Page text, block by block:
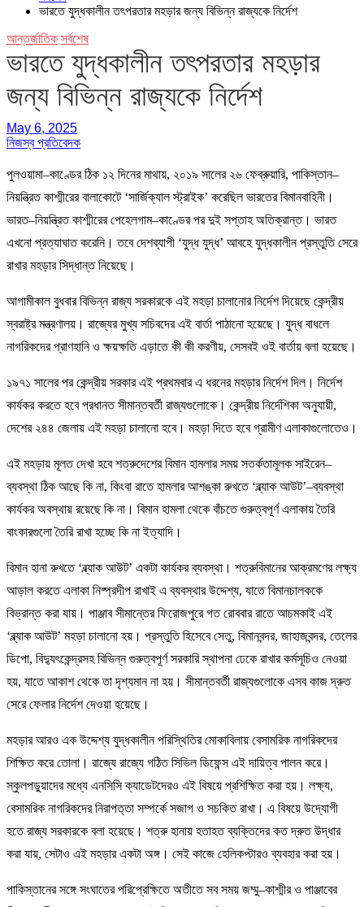
ভারতে যুদ্ধকালীন তৎপরতার মহড়ার জন্য বিভিন্ন রাজ্যকে নির্দেশ
আন্তর্জাতিক সর্বশেষ
ভারতে যুদ্ধকালীন তৎপরতার মহড়ার
জন্য বিভিন্ন রাজ্যকে নির্দেশ
May 6, 2025
নিজস্ব প্রতিবেদক
পুলওয়ামা–কাণ্ডের ঠিক ১২ দিনের মাথায়, ২০১৯ সালের ২৬ ফেব্রুয়ারি, পাকিস্তান–
নিয়ন্ত্রিত কাশ্মীরের বালাকোটে ‘সার্জিক্যাল স্ট্রাইক’ করেছিল ভারতের বিমানবাহিনী।
ভারত–নিয়ন্ত্রিত কাশ্মীরের পেহেলগাম–কাণ্ডের পর দুই সপ্তাহ অতিক্রান্ত। ভারত
এখনো প্রত্যাঘাত করেনি। তবে দেশব্যাপী ‘যুদ্ধ যুদ্ধ’ আবহে যুদ্ধকালীন প্রস্তুতি সেরে
রাখার মহড়ার সিদ্ধান্ত নিয়েছে।
আগামীকাল বুধবার বিভিন্ন রাজ্য সরকারকে এই মহড়া চালানোর নির্দেশ দিয়েছে কেন্দ্রীয়
স্বরাষ্ট্র মন্ত্রণালয়। রাজ্যের মুখ্য সচিবদের এই বার্তা পাঠানো হয়েছে। যুদ্ধ বাধলে
নাগরিকদের প্রাণহানি ও ক্ষয়ক্ষতি এড়াতে কী কী করণীয়, সেসবই ওই বার্তায় বলা হয়েছে।
১৯৭১ সালের পর কেন্দ্রীয় সরকার এই প্রথমবার এ ধরনের মহড়ার নির্দেশ দিল। নির্দেশ
কার্যকর করতে হবে প্রধানত সীমান্তবর্তী রাজ্যগুলোকে। কেন্দ্রীয় নির্দেশিকা অনুযায়ী,
দেশের ২৪৪ জেলায় এই মহড়া চালানো হবে। মহড়া দিতে হবে গ্রামীণ এলাকাগুলোতেও।
এই মহড়ায় মূলত দেখা হবে শত্রুদেশের বিমান হামলার সময় সতর্কতামূলক সাইরেন–
ব্যবস্থা ঠিক আছে কি না, কিংবা রাতে হামলার আশঙ্কা রুখতে ‘ব্ল্যাক আউট’–ব্যবস্থা
কার্যকর অবস্থায় রয়েছে কি না। বিমান হামলা থেকে বাঁচতে গুরুত্বপূর্ণ এলাকায় তৈরি
বাংকারগুলো তৈরি রাখা হচ্ছে কি না ইত্যাদি।
বিমান হানা রুখতে ‘ব্ল্যাক আউট’ একটা কার্যকর ব্যবস্থা। শত্রুবিমানের আক্রমণের লক্ষ্য
আড়াল করতে এলাকা নিষ্প্রদীপ রাখাই এ ব্যবস্থার উদ্দেশ্য, যাতে বিমানচালককে
বিভ্রান্ত করা যায়। পাঞ্জাব সীমান্তের ফিরোজপুরে গত রোববার রাতে আচমকাই এই
‘ব্ল্যাক আউট’ মহড়া চালানো হয়। প্রস্তুতি হিসেবে সেতু, বিমানবন্দর, জাহাজবন্দর, তেলের
ডিপো, বিদ্যুৎকেন্দ্রসহ বিভিন্ন গুরুত্বপূর্ণ সরকারি স্থাপনা ঢেকে রাখার কর্মসূচিও নেওয়া
হয়, যাতে আকাশ থেকে তা দৃশ্যমান না হয়। সীমান্তবর্তী রাজ্যগুলোকে এসব কাজ দ্রুত
সেরে ফেলার নির্দেশ দেওয়া হয়েছে।
মহড়ার আরও এক উদ্দেশ্য যুদ্ধকালীন পরিস্থিতির মোকাবিলায় বেসামরিক নাগরিকদের
শিক্ষিত করে তোলা। রাজ্যে রাজ্যে গঠিত সিভিল ডিফেন্স এই দায়িত্ব পালন করে।
স্কুলপড়ুয়াদের মধ্যে এনসিসি ক্যাডেটদেরও এই বিষয়ে প্রশিক্ষিত করা হয়। লক্ষ্য,
বেসামরিক নাগরিকদের নিরাপত্তা সম্পর্কে সজাগ ও সচকিত রাখা। এ বিষয়ে উদ্যোগী
হতে রাজ্য সরকারকে বলা হয়েছে। শত্রু হানায় হতাহত ব্যক্তিদের কত দ্রুত উদ্ধার
করা যায়, সেটাও এই মহড়ার একটা অঙ্গ। সেই কাজে হেলিকপ্টারও ব্যবহার করা হয়।
পাকিস্তানের সঙ্গে সংঘাতের পরিপ্রেক্ষিতে অতীতে সব সময় জম্মু–কাশ্মীর ও পাঞ্জাবের